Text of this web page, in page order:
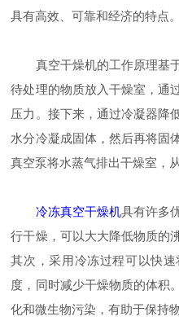
具有高效、可靠和经济的特点。
真空干燥机的工作原理基于
待处理的物质放入干燥室，通
压力。接下来，通过冷凝器降
水分冷凝成固体，然后再将固
真空泵将水蒸气排出干燥室，
冷冻真空干燥机具有许多
行干燥，可以大大降低物质的
其次，采用冷冻过程可以快
度，同时减少干燥物质的体积
化和微生物污染，有助于保持